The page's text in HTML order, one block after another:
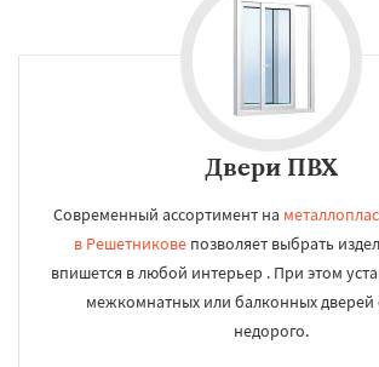
Двери ПВХ
Современный ассортимент на
в Решетникове позволяет выбрать
впишется в любой интерьер . При этом
межкомнатных или балконных дверей
недорого.